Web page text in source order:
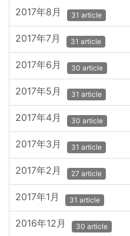
2017年8月 31 article
2017年7月 31 article
2017年6月 30 article
2017年5月 31 article
2017年4月 30 article
2017年3月 31 article
2017年2月 27 article
2017年1月 31 article
2016年12月 30 article